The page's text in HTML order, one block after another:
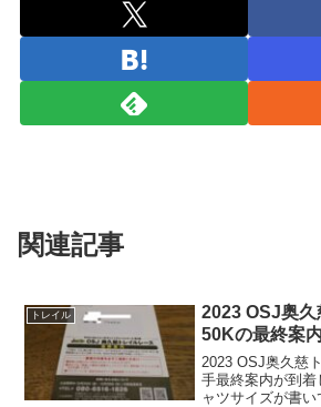
関連記事
トレイル
2023 OSJ奥
50Kの最終案
2023 OSJ奥久慈
手最終案内が到
ャツサイズが書い